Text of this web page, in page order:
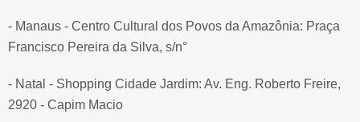
- Manaus - Centro Cultural dos Povos da Amazônia: Praça
Francisco Pereira da Silva, s/n°
- Natal - Shopping Cidade Jardim: Av. Eng. Roberto Freire,
2920 - Capim Macio